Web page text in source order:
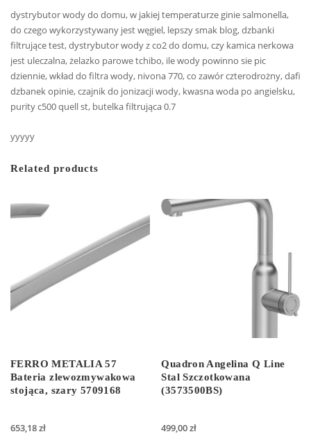
dystrybutor wody do domu, w jakiej temperaturze ginie salmonella,
do czego wykorzystywany jest węgiel, lepszy smak blog, dzbanki
filtrujące test, dystrybutor wody z co2 do domu, czy kamica nerkowa
jest uleczalna, żelazko parowe tchibo, ile wody powinno sie pic
dziennie, wkład do filtra wody, nivona 770, co zawór czterodrożny, dafi
dzbanek opinie, czajnik do jonizacji wody, kwasna woda po angielsku,
purity c500 quell st, butelka filtrująca 0.7
yyyyy
Related products
FERRO METALIA 57
Bateria zlewozmywakowa
stojąca, szary 5709168
653,18zł
Quadron Angelina Q Line
Stal Szczotkowana
(3573500BS)
499,00zł